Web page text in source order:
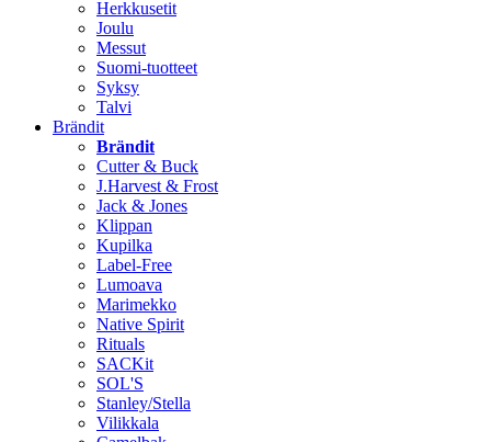
Herkkusetit
Joulu
Messut
Suomi-tuotteet
Syksy
Talvi
Brändit
Brändit
Cutter & Buck
J.Harvest & Frost
Jack & Jones
Klippan
Kupilka
Label-Free
Lumoava
Marimekko
Native Spirit
Rituals
SACKit
SOL'S
Stanley/Stella
Vilikkala